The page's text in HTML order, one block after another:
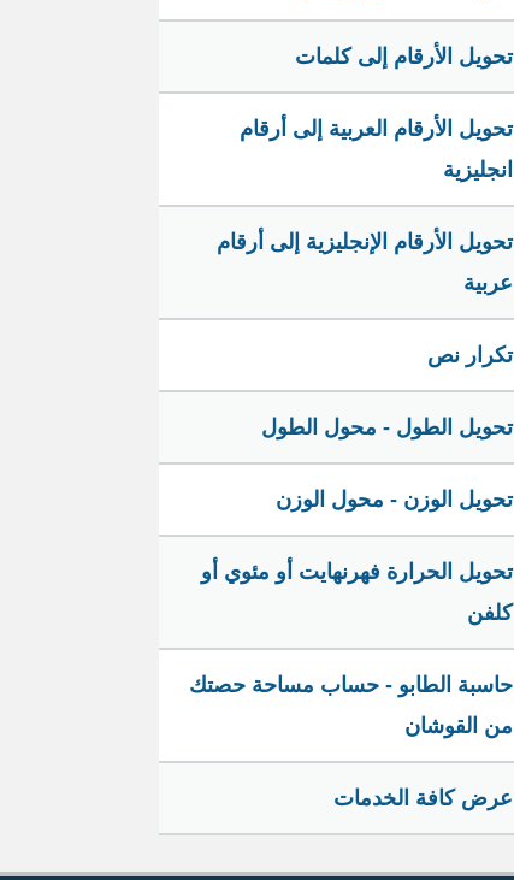
تحويل الأرقام إلى كلمات
تحويل الأرقام العربية إلى أرقام
انجليزية
تحويل الأرقام الإنجليزية إلى أرقام
عربية
تكرار نص
تحويل الطول - محول الطول
تحويل الوزن - محول الوزن
تحويل الحرارة فهرنهايت أو مئوي أو
كلفن
حاسبة الطابو - حساب مساحة حصتك
من القوشان
عرض كافة الخدمات